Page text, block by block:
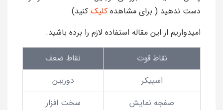
دست ندهید ( برای مشاهده کلیک کنید)
امیدواریم از این مقاله استفاده لازم را برده باشید.
نقاط قوت
نقاط ضعف
اسپیکر
دوربین
صفجه نمایش
سخت افزار